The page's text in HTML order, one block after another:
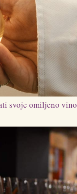
svoje omiljeno vino